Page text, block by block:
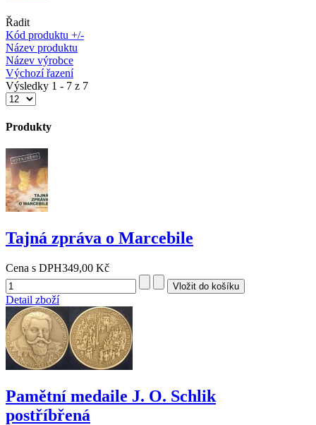
Řadit
Kód produktu +/-
Název produktu
Název výrobce
Výchozí řazení
Výsledky 1 - 7 z 7
Produkty
Tajná zpráva o Marcebile
Cena s DPH349,00 Kč
Detail zboží
Pamětní medaile J. O. Schlik
postříbřená